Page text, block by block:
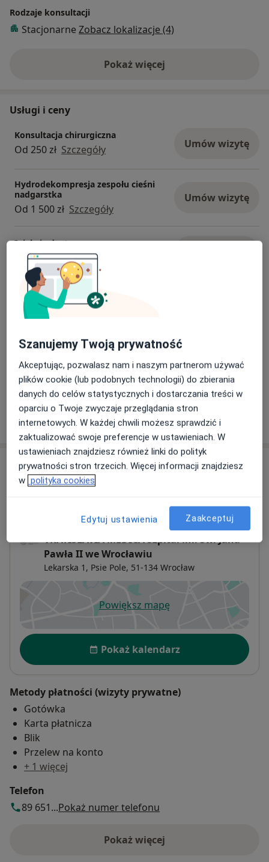
Rodzaje konsultacji
Stacjonarne Zobacz lokalizacje (4)
Pokaż więcejo doświadczeniu
Usługi i ceny
Konsultacja chirurgiczna
Od 250 zł Szczegóły Umów wizytę
Hydrodekompresja zespołu cieśni
nadgarstka
Od 1 500 zł Szczegóły
Umów wizytę
Iniekcja dostawowa
Od 140 zł Szczegóły
Operacja zespołu cieśni nadgarstka
Od 1 500 zł Szczegóły
Operacja przykurczu Dupuytrena
Od 2 000 zł Szczegóły
+ 5 usług
W jaki sposób ustalane są ceny?
Adresy (4)
VRATISLAVIA MEDICA Szpital im. Św. Jana
Pawła II we Wrocławiu
Lekarska 1, Psie Pole, 51-134 Wrocław
Powiększ mapęotwiera się w nowej karcie
Dostępność
Pokaż kalendarz
Metody płatności (wizyty prywatne)
Gotówka
Karta płatnicza
Blik
Przelew na konto
+ 1 więcej
Telefon
89 651...Pokaż numer telefonu
Pokaż więcej
o adresie
Szanujemy Twoją prywatność
Akceptując, pozwalasz nam i naszym partnerom używać
plików cookie (lub podobnych technologii) do zbierania
danych do celów statystycznych i dostarczania treści w
oparciu o Twoje zwyczaje przeglądania stron
internetowych. W każdej chwili możesz sprawdzić i
zaktualizować swoje preferencje w ustawieniach. W
ustawieniach znajdziesz również linki do polityk
prywatności stron trzecich. Więcej informacji znajdziesz
w polityka cookies
Edytuj ustawienia Zaakceptuj